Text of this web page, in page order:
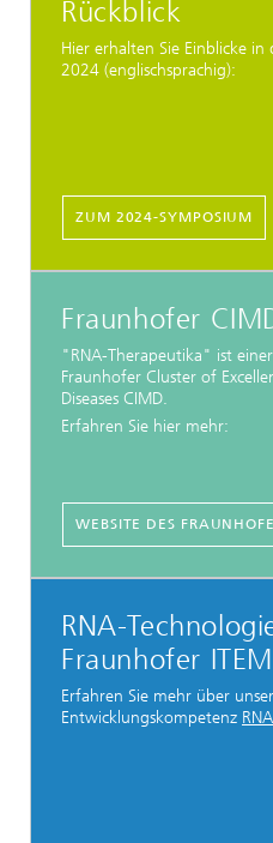
Rückblick
Hier erhalten Sie Einblicke
2024 (englischsprachig):
ZUM 2024-SYMPOSIUM
Fraunhofer
"RNA-Therapeutika" ist
Fraunhofer Cluster of
Diseases CIMD.
Erfahren Sie hier mehr:
WEBSITE DES
RNA-
Fraunhofer ITEM
Erfahren Sie mehr über
Entwicklungskompetenz